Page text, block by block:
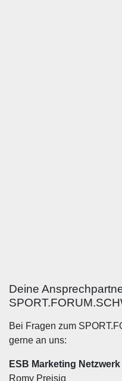
Deine
Bei Fragen zum
gerne an uns:
ESB Marketing Netzwerk
Romy Preisig